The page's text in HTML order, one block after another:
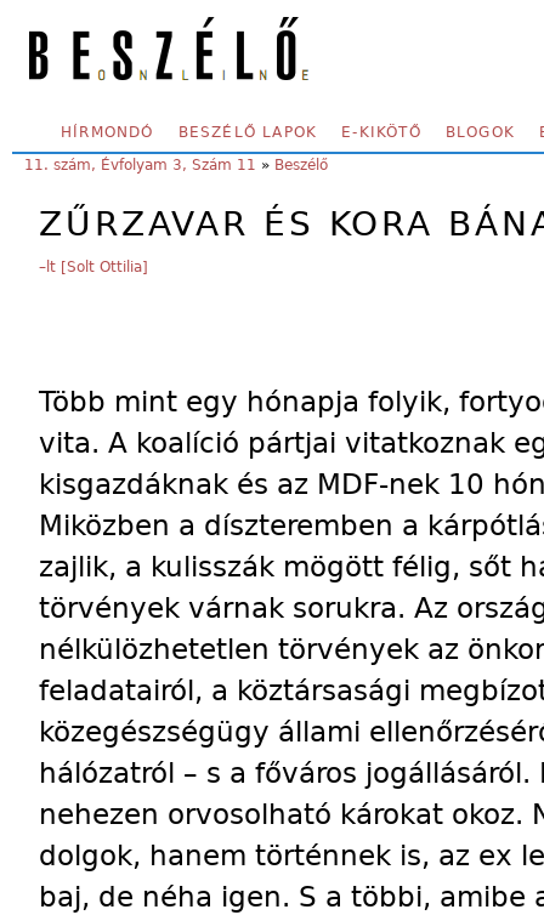
SECONDARY MENU
HÍRMONDÓ BESZÉLŐ LAPOK E-KIKÖTŐ BLOGOK
YOU ARE HERE:
11. szám, Évfolyam 3, Szám 11 » Beszélő
ZŰRZAVAR ÉS KORA
–lt [Solt Ottilia]
Több mint egy hónapja folyik,
vita. A koalíció pártjai vitatkoznak
kisgazdáknak és az MDF-nek 10
Miközben a díszteremben a
zajlik, a kulisszák mögött félig, sőt
törvények várnak sorukra. Az
nélkülözhetetlen törvények az
feladatairól, a köztársasági
közegészségügy állami
hálózatról – s a főváros
nehezen orvosolható károkat okoz.
dolgok, hanem történnek is, az ex
baj, de néha igen. S a többi, amibe